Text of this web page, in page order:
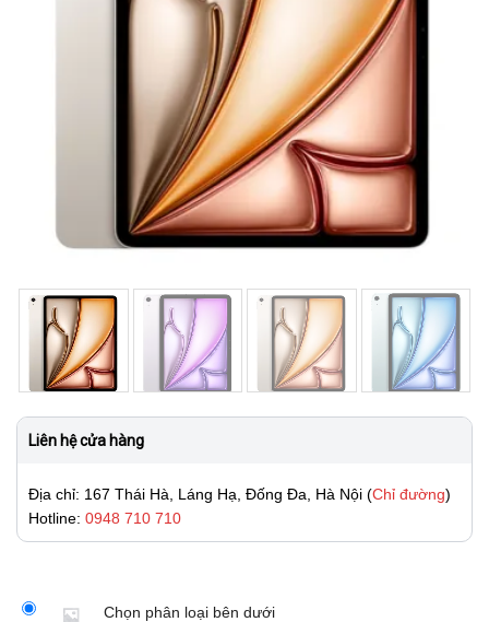
Liên hệ cửa hàng
Địa chỉ: 167 Thái Hà, Láng Hạ, Đống Đa, Hà Nội (Chỉ đường)
Hotline: 0948 710 710
Chọn phân loại bên dưới